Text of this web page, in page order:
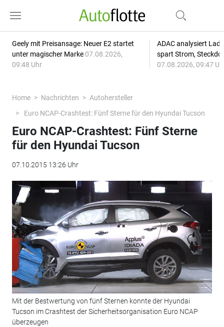
Geely mit Preisansage: Neuer E2 startet
unter magischer Marke 07.08.2026,
09:48 Uhr
ADAC analysiert
spart Strom,
07.08.2026, 09:47
Home Nachrichten
Autohersteller
Euro NCAP-Crashtest: Fünf Sterne für den Hyundai Tucson
Euro NCAP-Crashtest: Fünf Sterne
für den Hyundai Tucson
07.10.2015 13:26 Uhr
Mit der Bestwertung von fünf Sternen konnte der Hyundai
Tucson im Crashtest der Sicherheitsorganisation Euro NCAP
überzeugen